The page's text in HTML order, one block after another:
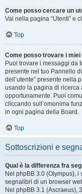
Come posso cercare un
Vai nella pagina “Utenti” e
Top
Come posso trovare i
Puoi trovare i messaggi da
presente nel tuo Pannello
dell’utente” presente nella
usando la pagina di ricerca
opportunamente. Puoi
cliccando sull’omonima
in ogni pagina della Board.
Top
Sottoscrizioni e
Qual è la differenza fra
Nel phpBB 3.0 (Olympus),
segnalibri di un browser
Nel phpBB 3.1 (Ascraeus),